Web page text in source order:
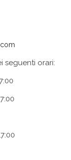
seguenti orari: